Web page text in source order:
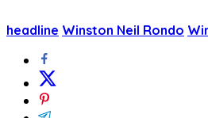
headline Winston Neil Rondo